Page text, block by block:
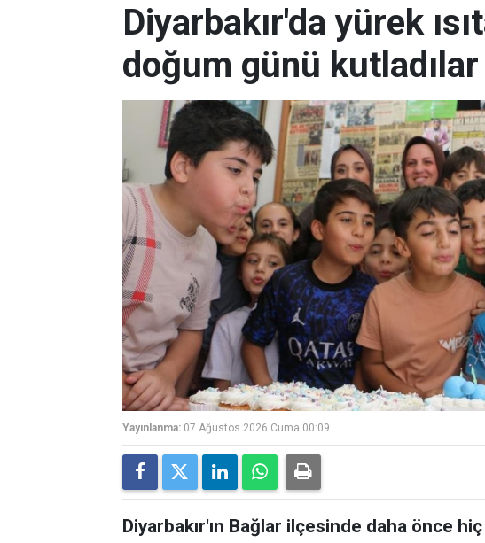
Diyarbakır'da yürek
doğum günü kutladılar
Yayınlanma: 07 Ağustos 2026 Cuma 00:09
Diyarbakır'ın Bağlar ilçesinde daha önce